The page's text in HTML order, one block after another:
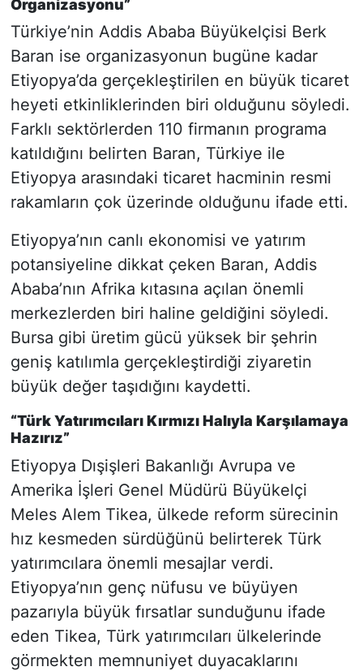
Organizasyonu”
Türkiye’nin Addis Ababa Büyükelçisi Berk
Baran ise organizasyonun bugüne kadar
Etiyopya’da gerçekleştirilen en büyük ticaret
heyeti etkinliklerinden biri olduğunu söyledi.
Farklı sektörlerden 110 firmanın programa
katıldığını belirten Baran, Türkiye ile
Etiyopya arasındaki ticaret hacminin resmi
rakamların çok üzerinde olduğunu ifade etti.
Etiyopya’nın canlı ekonomisi ve yatırım
potansiyeline dikkat çeken Baran, Addis
Ababa’nın Afrika kıtasına açılan önemli
merkezlerden biri haline geldiğini söyledi.
Bursa gibi üretim gücü yüksek bir şehrin
geniş katılımla gerçekleştirdiği ziyaretin
büyük değer taşıdığını kaydetti.
“Türk Yatırımcıları Kırmızı Halıyla Karşılamaya
Hazırız”
Etiyopya Dışişleri Bakanlığı Avrupa ve
Amerika İşleri Genel Müdürü Büyükelçi
Meles Alem Tikea, ülkede reform sürecinin
hız kesmeden sürdüğünü belirterek Türk
yatırımcılara önemli mesajlar verdi.
Etiyopya’nın genç nüfusu ve büyüyen
pazarıyla büyük fırsatlar sunduğunu ifade
eden Tikea, Türk yatırımcıları ülkelerinde
görmekten memnuniyet duyacaklarını